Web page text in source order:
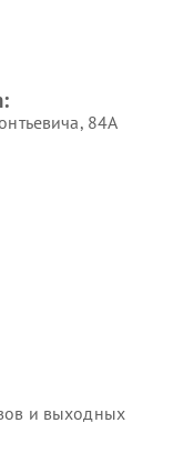
84А
и выходных